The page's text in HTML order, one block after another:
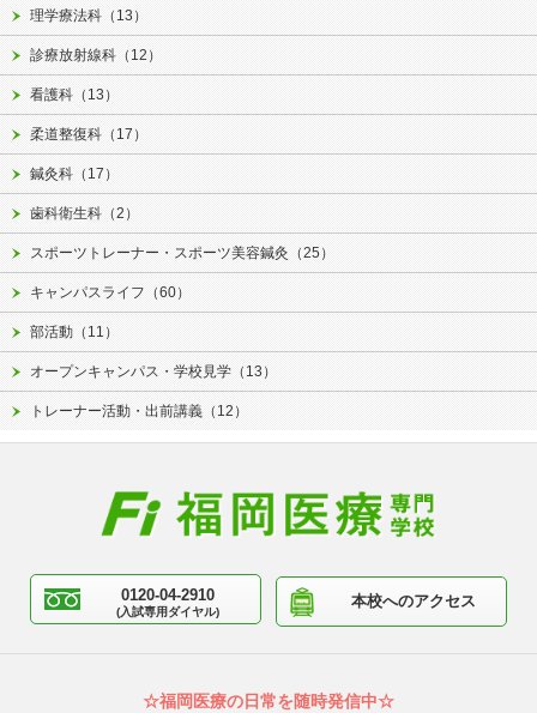
理学療法科（13）
診療放射線科（12）
看護科（13）
柔道整復科（17）
鍼灸科（17）
歯科衛生科（2）
スポーツトレーナー・スポーツ美容鍼灸（25）
キャンパスライフ（60）
部活動（11）
オープンキャンパス・学校見学（13）
トレーナー活動・出前講義（12）
0120-04-2910
(入試専用ダイヤル)
本校へのアクセス
☆福岡医療の日常を随時発信中☆